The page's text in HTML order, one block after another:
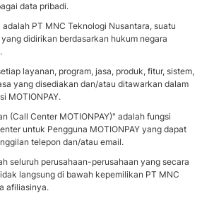
data pribadi.
PT MNC Teknologi Nusantara, suatu
didirikan berdasarkan hukum negara
layanan, program, jasa, produk, fitur, sistem,
yang disediakan dan/atau ditawarkan dalam
MOTIONPAY.
(Call Center MOTIONPAY)" adalah fungsi
untuk Pengguna MOTIONPAY yang dapat
telepon dan/atau email.
seluruh perusahaan-perusahaan yang secara
langsung di bawah kepemilikan PT MNC
afiliasinya.